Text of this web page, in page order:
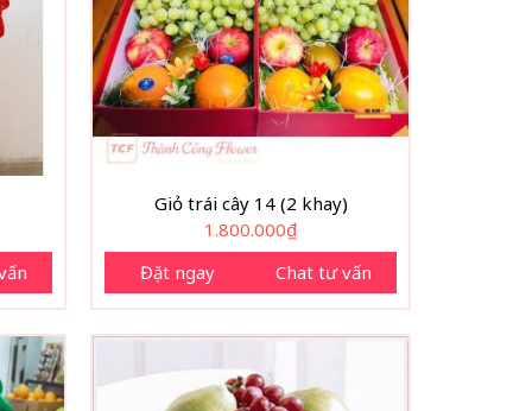
Giỏ trái cây 14 (2 khay)
1.800.000₫
Đặt ngay
Chat tư vấn